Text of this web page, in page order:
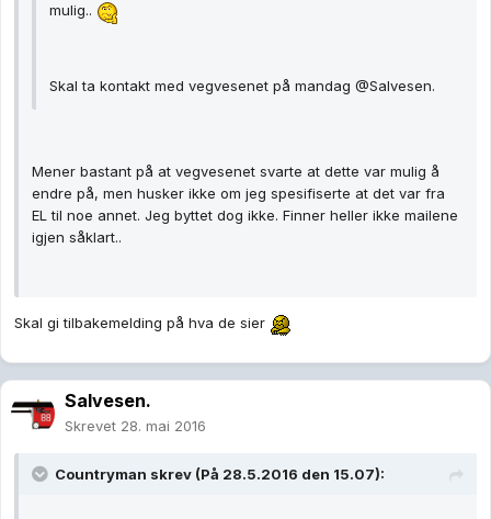
mulig..
Skal ta kontakt med vegvesenet på mandag @Salvesen.
Mener bastant på at vegvesenet svarte at dette var mulig å
endre på, men husker ikke om jeg spesifiserte at det var fra
EL til noe annet. Jeg byttet dog ikke. Finner heller ikke mailene
igjen såklart..
Skal gi tilbakemelding på hva de sier
Salvesen.
Skrevet 28. mai 2016
Countryman skrev (På 28.5.2016 den 15.07):